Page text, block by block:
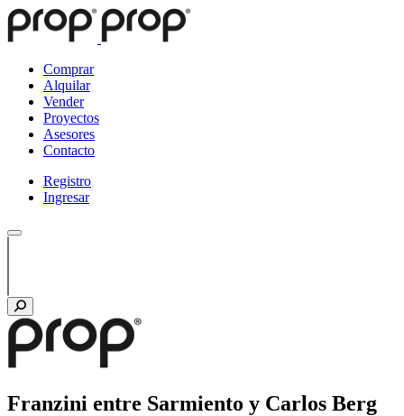
Comprar
Alquilar
Vender
Proyectos
Asesores
Contacto
Registro
Ingresar
Franzini entre Sarmiento y Carlos Berg